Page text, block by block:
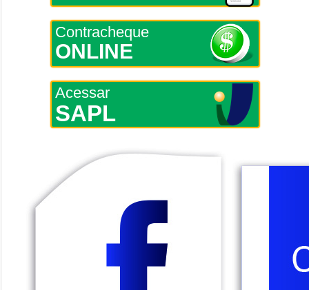
Contracheque
ONLINE
Acessar
SAPL